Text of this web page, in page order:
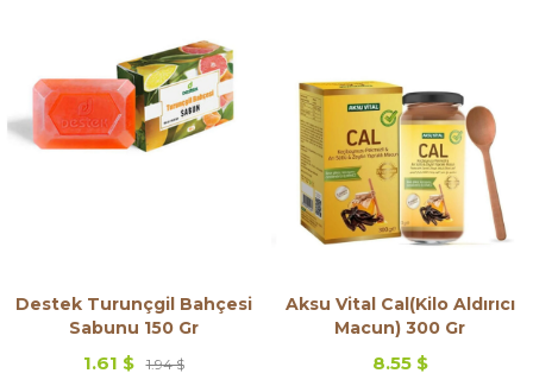
Destek Turunçgil Bahçesi
Sabunu 150 Gr
1.61 $ 1.94 $
Aksu Vital Cal(Kilo Aldırıcı
Macun) 300 Gr
8.55 $